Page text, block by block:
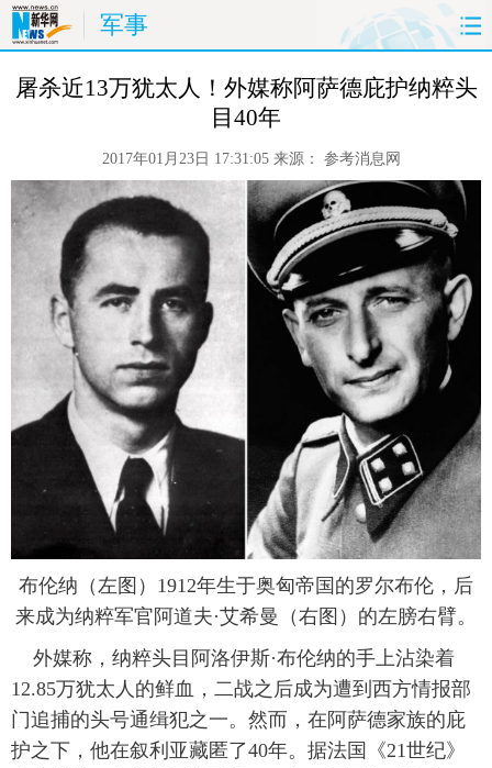
军事
首页 时政 国际 财经
地方 法治
港澳 台湾 华人 汽车
科技 能源 房产 公司
图片 视频 彩票 食品
旅游 健康 信息化
公益 军事 无人机
摄影 新华广播
新华电视中文 新华电视英文 返回PC
屠杀近13万犹太人！外媒称阿萨德庇护纳粹头
目40年
2017年01月23日 17:31:05 来源： 参考消息网
布伦纳（左图）1912年生于奥匈帝国的罗尔布伦，后
来成为纳粹军官阿道夫·艾希曼（右图）的左膀右臂。
外媒称，纳粹头目阿洛伊斯·布伦纳的手上沾染着
12.85万犹太人的鲜血，二战之后成为遭到西方情报部
门追捕的头号通缉犯之一。然而，在阿萨德家族的庇
护之下，他在叙利亚藏匿了40年。据法国《21世纪》